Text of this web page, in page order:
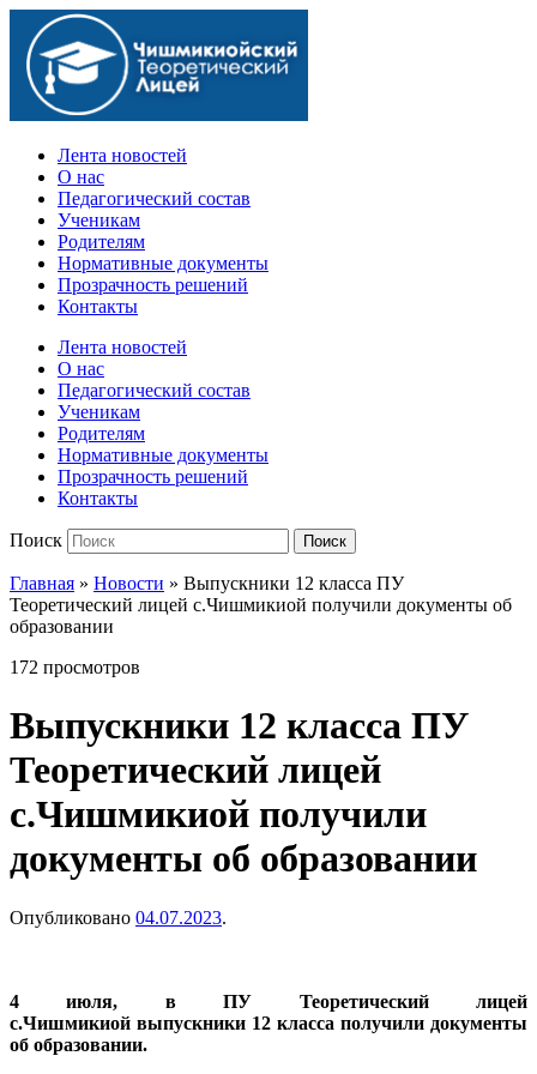
Официальный сайт учебного заведения
Лента новостей
О нас
Педагогический состав
Ученикам
Родителям
Нормативные документы
Прозрачность решений
Контакты
Лента новостей
О нас
Педагогический состав
Ученикам
Родителям
Нормативные документы
Прозрачность решений
Контакты
Поиск Поиск
Главная » Новости » Выпускники 12 класса ПУ
Теоретический лицей с.Чишмикиой получили документы об
образовании
172 просмотров
Выпускники 12 класса ПУ
Теоретический лицей
с.Чишмикиой получили
документы об образовании
Опубликовано 04.07.2023.
4 июля, в ПУ Теоретический лицей
с.Чишмикиой выпускники 12 класса получили документы
об образовании.